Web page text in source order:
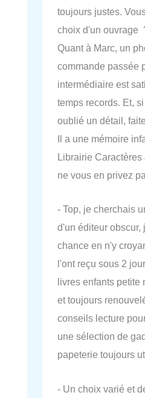
toujours justes.
choix d'un ouvrage
Quant à Marc, un
commande passée
intermédiaire est
temps records. Et,
oublié un détail,
Il a une mémoire
Librairie Caractères
ne vous en privez
- Top, je cherchais
d'un éditeur obscur,
chance en n'y
l'ont reçu sous 2
livres enfants petite
et toujours
conseils lecture
une sélection de
papeterie toujours
- Un choix varié et